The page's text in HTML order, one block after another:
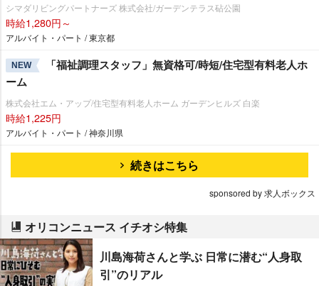
シマダリビングパートナーズ 株式会社/ガーデンテラス砧公園
時給1,280円～
アルバイト・パート / 東京都
NEW
「福祉調理スタッフ」無資格可/時短/住宅型有料老人ホ
ーム
株式会社エム・アップ/住宅型有料老人ホーム ガーデンヒルズ 白楽
時給1,225円
アルバイト・パート / 神奈川県
続きはこちら
sponsored by 求人ボックス
オリコンニュース イチオシ特集
川島海荷さんと学ぶ 日常に潜む“人身取
引”のリアル